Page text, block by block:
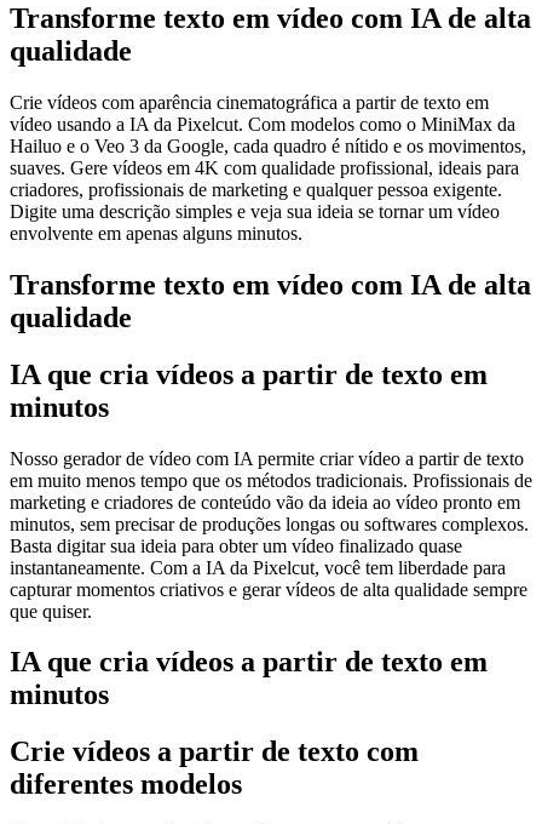
Transforme texto em vídeo com IA de alta
qualidade
Crie vídeos com aparência cinematográfica a partir de texto em
vídeo usando a IA da Pixelcut. Com modelos como o MiniMax da
Hailuo e o Veo 3 da Google, cada quadro é nítido e os movimentos,
suaves. Gere vídeos em 4K com qualidade profissional, ideais para
criadores, profissionais de marketing e qualquer pessoa exigente.
Digite uma descrição simples e veja sua ideia se tornar um vídeo
envolvente em apenas alguns minutos.
Transforme texto em vídeo com IA de alta
qualidade
IA que cria vídeos a partir de texto em
minutos
Nosso gerador de vídeo com IA permite criar vídeo a partir de texto
em muito menos tempo que os métodos tradicionais. Profissionais de
marketing e criadores de conteúdo vão da ideia ao vídeo pronto em
minutos, sem precisar de produções longas ou softwares complexos.
Basta digitar sua ideia para obter um vídeo finalizado quase
instantaneamente. Com a IA da Pixelcut, você tem liberdade para
capturar momentos criativos e gerar vídeos de alta qualidade sempre
que quiser.
IA que cria vídeos a partir de texto em
minutos
Crie vídeos a partir de texto com
diferentes modelos